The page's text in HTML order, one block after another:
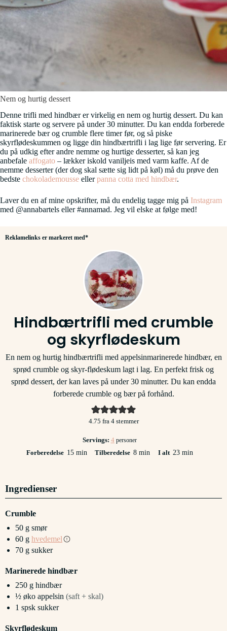
Nem og hurtig dessert
Denne trifli med hindbær er virkelig en nem og hurtig dessert. Du kan
faktisk starte og servere på under 30 minutter. Du kan endda forberede
marinerede bær og crumble flere timer før, og så piske
skyrflødeskummen og ligge din hindbærtrifli i lag lige før servering. Er
du på udkig efter andre nemme og hurtige desserter, så kan jeg
anbefale affogato – lækker iskold vaniljeis med varm kaffe. Af de
nemme desserter (der dog skal sætte sig lidt på køl) må du prøve den
bedste chokolademousse ellerpanna cotta med hindbær.
Laver du en af mine opskrifter, må du endelig tagge mig på Instagram
med @annabartels eller #annamad. Jeg vil elske at følge med!
Reklamelinks er markeret med*
Hindbærtrifli med crumble
og skyrflødeskum
En nem og hurtig hindbærtrifli med appelsinmarinerede hindbær, en
sprød crumble og skyr-flødeskum lagt i lag. En perfekt frisk og
sprød dessert, der kan laves på under 30 minutter. Du kan endda
forberede crumble og bær på forhånd.
4.75 fra 4stemmer
Servings: 4 personer
Forberedelse 15minutter
min Tilberedelse 8minutter
min I alt 23minutter
min
Ingredienser
Crumble
50 g smør
60 g hvedemel
70 g sukker
Marinerede hindbær
250 g hindbær
½ øko appelsin (saft + skal)
1 spsk sukker
Skyrflødeskum